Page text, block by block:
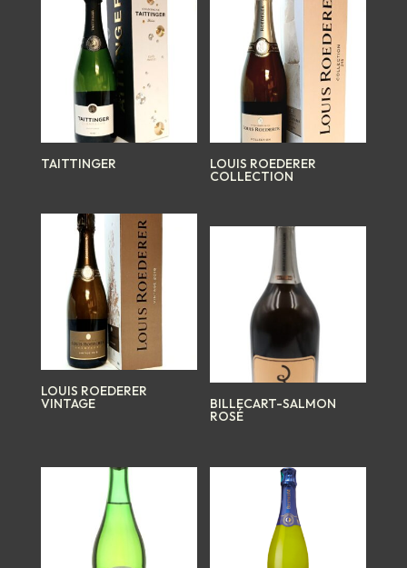
TAITTINGER LOUIS ROEDERER
COLLECTION
LOUIS ROEDERER
VINTAGE BILLECART-SALMON
ROSÉ